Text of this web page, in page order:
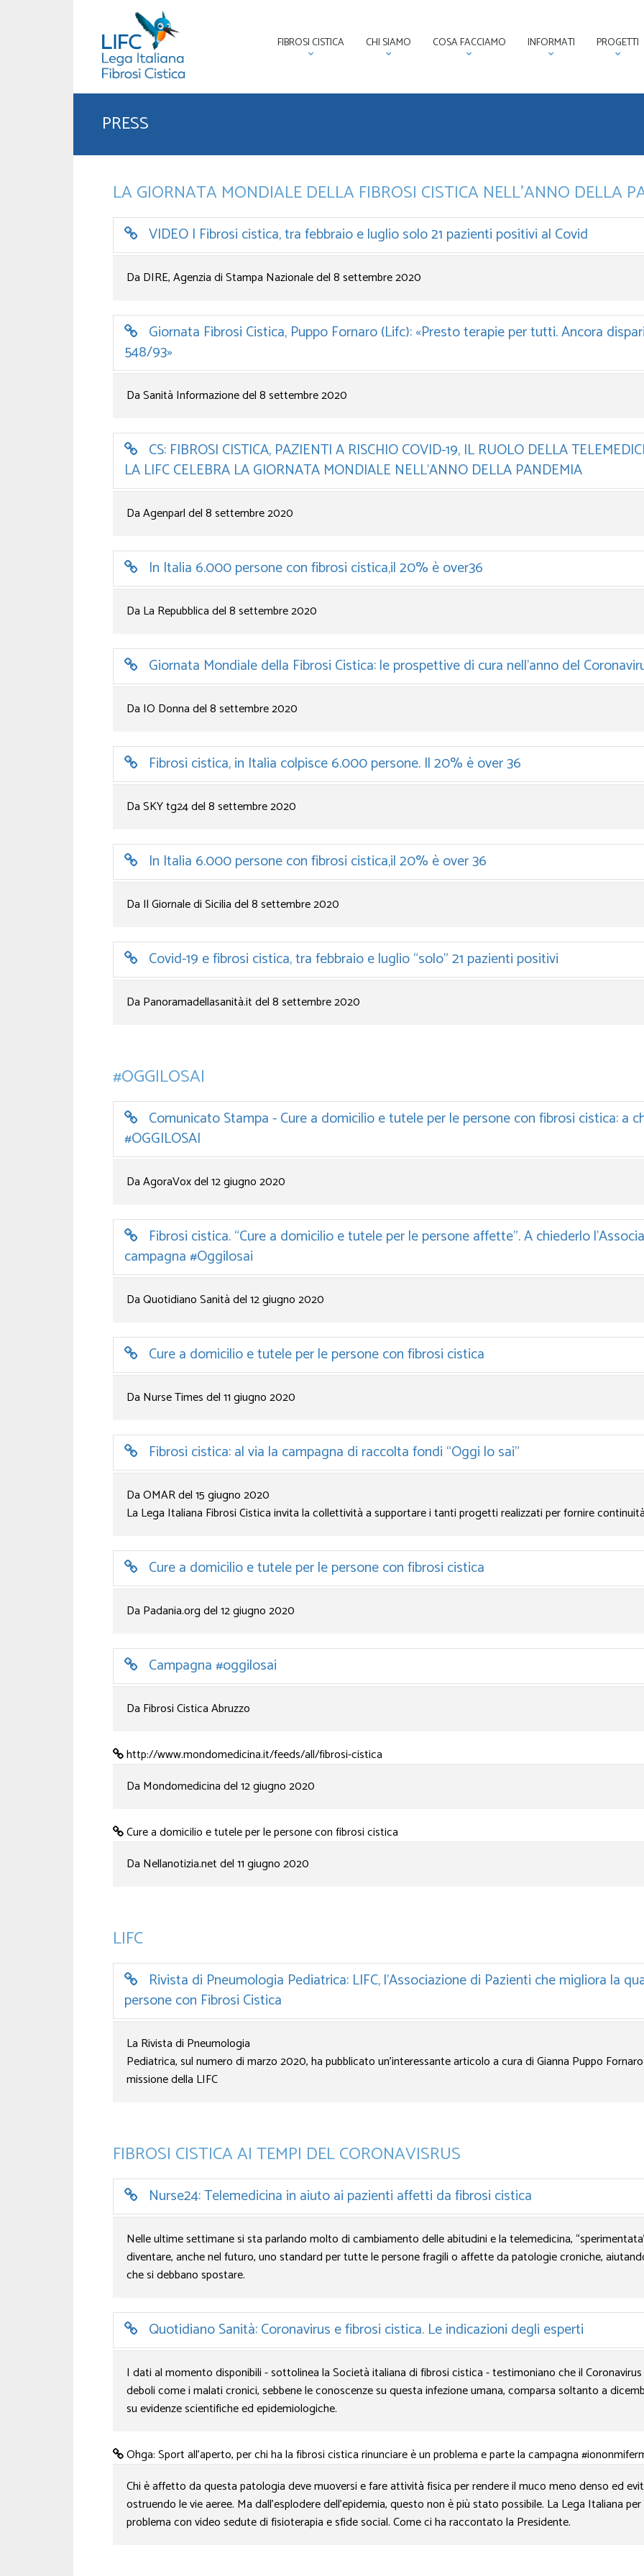
FIBROSI CISTICA CHI SIAMO COSA FACCIAMO INFORMATI PROGETTI
PRESS
LA GIORNATA MONDIALE DELLA FIBROSI CISTICA NELL’ANNO DELLA
VIDEO | Fibrosi cistica, tra febbraio e luglio solo 21 pazienti positivi al Covid
Da DIRE, Agenzia di Stampa Nazionale del 8 settembre 2020
Giornata Fibrosi Cistica, Puppo Fornaro (Lifc): «Presto terapie per tutti. Ancora
548/93»
Da Sanità Informazione del 8 settembre 2020
CS: FIBROSI CISTICA, PAZIENTI A RISCHIO COVID-19, IL RUOLO DELLA
LA LIFC CELEBRA LA GIORNATA MONDIALE NELL’ANNO DELLA PANDEMIA
Da Agenparl del 8 settembre 2020
In Italia 6.000 persone con fibrosi cistica,il 20% è over36
Da La Repubblica del 8 settembre 2020
Giornata Mondiale della Fibrosi Cistica: le prospettive di cura nell’anno del
Da IO Donna del 8 settembre 2020
Fibrosi cistica, in Italia colpisce 6.000 persone. Il 20% è over 36
Da SKY tg24 del 8 settembre 2020
In Italia 6.000 persone con fibrosi cistica,il 20% è over 36
Da Il Giornale di Sicilia del 8 settembre 2020
Covid-19 e fibrosi cistica, tra febbraio e luglio “solo” 21 pazienti positivi
Da Panoramadellasanità.it del 8 settembre 2020
#OGGILOSAI
Comunicato Stampa - Cure a domicilio e tutele per le persone con fibrosi cistica: a
#OGGILOSAI
Da AgoraVox del 12 giugno 2020
Fibrosi cistica. “Cure a domicilio e tutele per le persone affette”. A chiederlo
campagna #Oggilosai
Da Quotidiano Sanità del 12 giugno 2020
Cure a domicilio e tutele per le persone con fibrosi cistica
Da Nurse Times del 11 giugno 2020
Fibrosi cistica: al via la campagna di raccolta fondi “Oggi lo sai”
Da OMAR del 15 giugno 2020
La Lega Italiana Fibrosi Cistica invita la collettività a supportare i tanti progetti realizzati per fornire
Cure a domicilio e tutele per le persone con fibrosi cistica
Da Padania.org del 12 giugno 2020
Campagna #oggilosai
Da Fibrosi Cistica Abruzzo
http://www.mondomedicina.it/feeds/all/fibrosi-cistica
Da Mondomedicina del 12 giugno 2020
Cure a domicilio e tutele per le persone con fibrosi cistica
Da Nellanotizia.net del 11 giugno 2020
LIFC
Rivista di Pneumologia Pediatrica: LIFC, l’Associazione di Pazienti che migliora la
persone con Fibrosi Cistica
La Rivista di Pneumologia
Pediatrica, sul numero di marzo 2020, ha pubblicato un'interessante articolo a cura di Gianna Puppo
missione della LIFC
FIBROSI CISTICA AI TEMPI DEL CORONAVISRUS
Nurse24: Telemedicina in aiuto ai pazienti affetti da fibrosi cistica
Nelle ultime settimane si sta parlando molto di cambiamento delle abitudini e la telemedicina,
diventare, anche nel futuro, uno standard per tutte le persone fragili o affette da patologie croniche,
che si debbano spostare.
Quotidiano Sanità: Coronavirus e fibrosi cistica. Le indicazioni degli esperti
I dati al momento disponibili - sottolinea la Società italiana di fibrosi cistica - testimoniano che il
deboli come i malati cronici, sebbene le conoscenze su questa infezione umana, comparsa soltanto a
su evidenze scientifiche ed epidemiologiche.
Ohga: Sport all’aperto, per chi ha la fibrosi cistica rinunciare è un problema e parte la campagna
Chi è affetto da questa patologia deve muoversi e fare attività fisica per rendere il muco meno denso ed
ostruendo le vie aeree. Ma dall’esplodere dell’epidemia, questo non è più stato possibile. La Lega Italiana
problema con video sedute di fisioterapia e sfide social. Come ci ha raccontato la Presidente.